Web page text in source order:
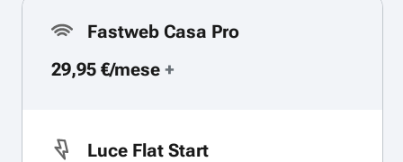
Fastweb Casa Pro
29,95 €/mese +
Luce Flat Start